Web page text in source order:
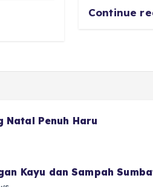
Continue
Natal Penuh Haru
Kayu dan Sampah